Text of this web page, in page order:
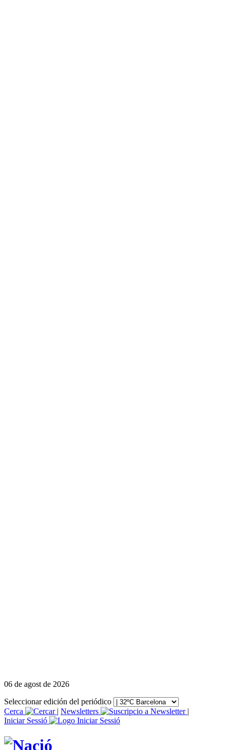
06 de agost de 2026
Seleccionar edición del periódico
Cerca
| Newsletters
|
Iniciar Sessió